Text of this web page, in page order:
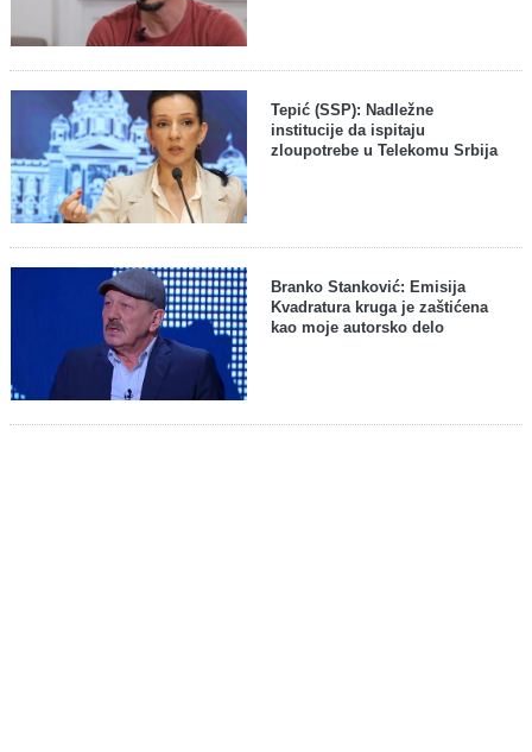
Tepić (SSP): Nadležne
institucije da ispitaju
zloupotrebe u Telekomu Srbija
Branko Stanković: Emisija
Kvadratura kruga je zaštićena
kao moje autorsko delo